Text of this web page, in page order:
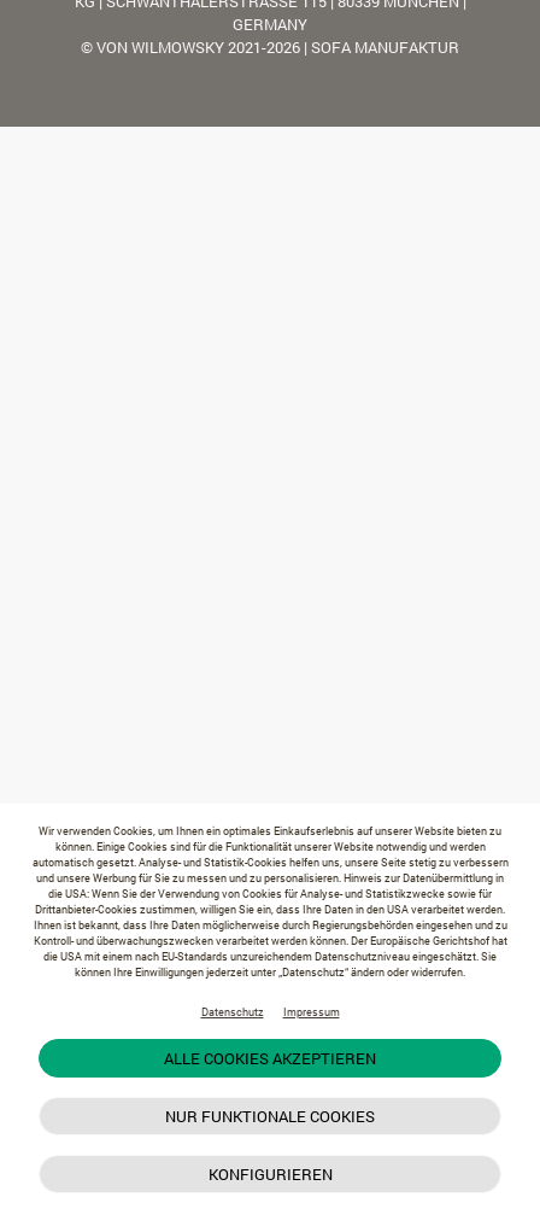
GERMANY
© VON WILMOWSKY 2021-2026 | SOFA MANUFAKTUR
Wir verwenden Cookies, um Ihnen ein optimales Einkaufserlebnis auf unserer Website bieten zu
können. Einige Cookies sind für die Funktionalität unserer Website notwendig und werden
automatisch gesetzt. Analyse- und Statistik-Cookies helfen uns, unsere Seite stetig zu verbessern
und unsere Werbung für Sie zu messen und zu personalisieren. Hinweis zur Datenübermittlung in
die USA: Wenn Sie der Verwendung von Cookies für Analyse- und Statistikzwecke sowie für
Drittanbieter-Cookies zustimmen, willigen Sie ein, dass Ihre Daten in den USA verarbeitet werden.
Ihnen ist bekannt, dass Ihre Daten möglicherweise durch Regierungsbehörden eingesehen und zu
Kontroll- und überwachungszwecken verarbeitet werden können. Der Europäische Gerichtshof hat
die USA mit einem nach EU-Standards unzureichendem Datenschutzniveau eingeschätzt. Sie
können Ihre Einwilligungen jederzeit unter „Datenschutz“ ändern oder widerrufen.
Datenschutz Impressum
ALLE COOKIES AKZEPTIEREN
NUR FUNKTIONALE COOKIES
KONFIGURIEREN